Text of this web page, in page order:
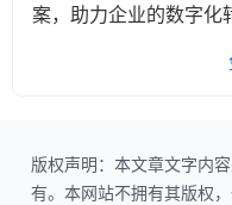
案，助力企业的数字化
版权声明：本文章文字内
有。本网站不拥有其版权